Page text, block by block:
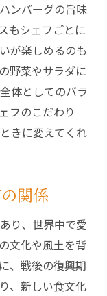
魅力
ンバーグ店を
店
店
見する食の楽
バーグ
ション
ンバーグの旨味
もシェフごとに
が楽しめるのも
野菜やサラダに
体としてのバラ
フのこだわり
きに変えてくれ
関係
り、世界中で愛
文化や風土を背
、戦後の復興期
、新しい食文化